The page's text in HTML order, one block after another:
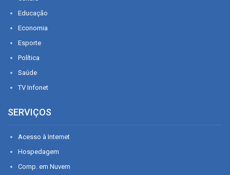
Educação
Economia
Esporte
Política
Saúde
TV Infonet
SERVIÇOS
Acesso à Internet
Hospedagem
Comp. em Nuvem